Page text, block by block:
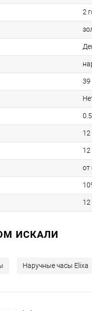
2
0.5
12
12
от
12
ИСКАЛИ
Наручные часы Elixa